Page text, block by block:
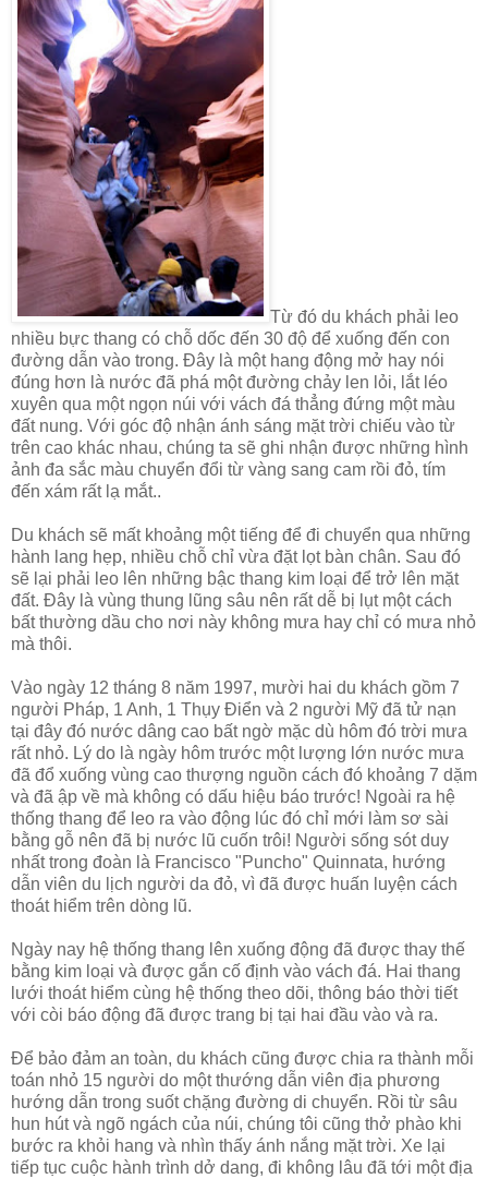
Từ đó du khách phải leo
nhiều bực thang có chỗ dốc đến 30 độ để xuống đến con
đường dẫn vào trong. Đây là một hang động mở hay nói
đúng hơn là nước đã phá một đường chảy len lỏi, lắt léo
xuyên qua một ngọn núi với vách đá thẳng đứng một màu
đất nung. Với góc độ nhận ánh sáng mặt trời chiếu vào từ
trên cao khác nhau, chúng ta sẽ ghi nhận được những hình
ảnh đa sắc màu chuyển đổi từ vàng sang cam rồi đỏ, tím
đến xám rất lạ mắt..
Du khách sẽ mất khoảng một tiếng để đi chuyển qua những
hành lang hẹp, nhiều chỗ chỉ vừa đặt lọt bàn chân. Sau đó
sẽ lại phải leo lên những bậc thang kim loại để trở lên mặt
đất. Đây là vùng thung lũng sâu nên rất dễ bị lụt một cách
bất thường dầu cho nơi này không mưa hay chỉ có mưa nhỏ
mà thôi.
Vào ngày 12 tháng 8 năm 1997, mười hai du khách gồm 7
người Pháp, 1 Anh, 1 Thụy Điển và 2 người Mỹ đã tử nạn
tại đây đó nước dâng cao bất ngờ mặc dù hôm đó trời mưa
rất nhỏ. Lý do là ngày hôm trước một lượng lớn nước mưa
đã đổ xuống vùng cao thượng nguồn cách đó khoảng 7 dặm
và đã ập về mà không có dấu hiệu báo trước! Ngoài ra hệ
thống thang để leo ra vào động lúc đó chỉ mới làm sơ sài
bằng gỗ nên đã bị nước lũ cuốn trôi! Người sống sót duy
nhất trong đoàn là Francisco "Puncho" Quinnata, hướng
dẫn viên du lịch người da đỏ, vì đã được huấn luyện cách
thoát hiểm trên dòng lũ.
Ngày nay hệ thống thang lên xuống động đã được thay thế
bằng kim loại và được gắn cố định vào vách đá. Hai thang
lưới thoát hiểm cùng hệ thống theo dõi, thông báo thời tiết
với còi báo động đã được trang bị tại hai đầu vào và ra.
Để bảo đảm an toàn, du khách cũng được chia ra thành mỗi
toán nhỏ 15 người do một thướng dẫn viên địa phương
hướng dẫn trong suốt chặng đường di chuyển. Rồi từ sâu
hun hút và ngõ ngách của núi, chúng tôi cũng thở phào khi
bước ra khỏi hang và nhìn thấy ánh nắng mặt trời. Xe lại
tiếp tục cuộc hành trình dở dang, đi không lâu đã tới một địa